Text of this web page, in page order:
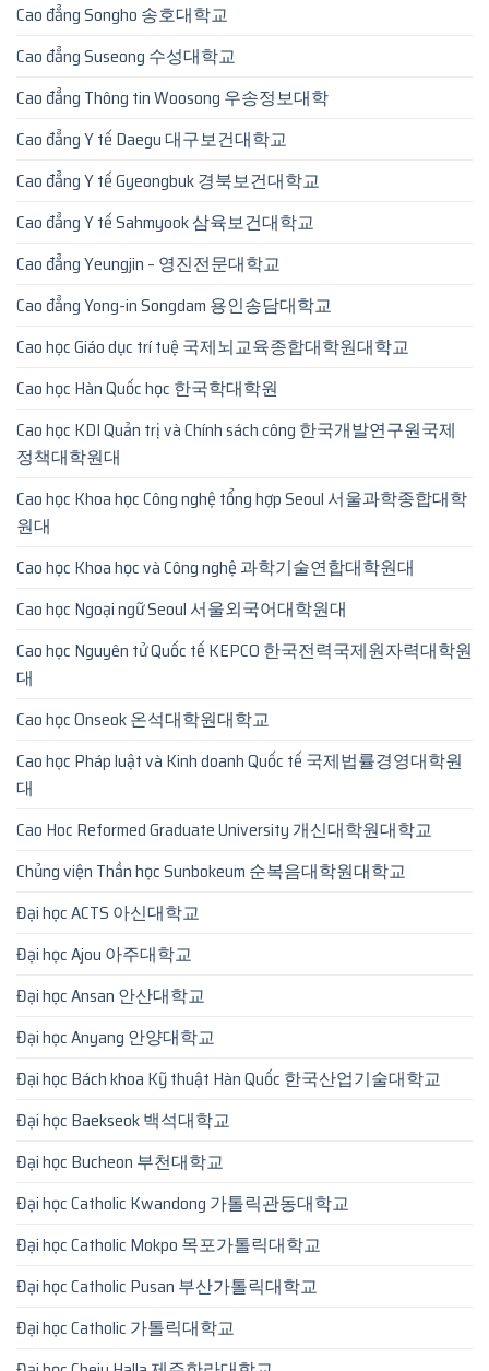
Cao đẳng Songho 송호대학교
Cao đẳng Suseong 수성대학교
Cao đẳng Thông tin Woosong 우송정보대학
Cao đẳng Y tế Daegu 대구보건대학교
Cao đẳng Y tế Gyeongbuk 경북보건대학교
Cao đẳng Y tế Sahmyook 삼육보건대학교
Cao đẳng Yeungjin – 영진전문대학교
Cao đẳng Yong-in Songdam 용인송담대학교
Cao học Giáo dục trí tuệ 국제뇌교육종합대학원대학교
Cao học Hàn Quốc học 한국학대학원
Cao học KDI Quản trị và Chính sách công 한국개발연구원국제
정책대학원대
Cao học Khoa học Công nghệ tổng hợp Seoul 서울과학종합대학
원대
Cao học Khoa học và Công nghệ 과학기술연합대학원대
Cao học Ngoại ngữ Seoul 서울외국어대학원대
Cao học Nguyên tử Quốc tế KEPCO 한국전력국제원자력대학원
대
Cao học Onseok 온석대학원대학교
Cao học Pháp luật và Kinh doanh Quốc tế 국제법률경영대학원
대
Cao Hoc Reformed Graduate University 개신대학원대학교
Chủng viện Thần học Sunbokeum 순복음대학원대학교
Đại học ACTS 아신대학교
Đại học Ajou 아주대학교
Đại học Ansan 안산대학교
Đại học Anyang 안양대학교
Đại học Bách khoa Kỹ thuật Hàn Quốc 한국산업기술대학교
Đại học Baekseok 백석대학교
Đại học Bucheon 부천대학교
Đại học Catholic Kwandong 가톨릭관동대학교
Đại học Catholic Mokpo 목포가톨릭대학교
Đại học Catholic Pusan 부산가톨릭대학교
Đại học Catholic 가톨릭대학교